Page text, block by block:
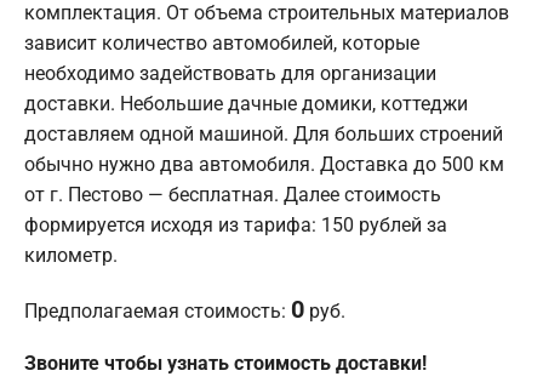
комплектация. От объема строительных материалов
зависит количество автомобилей, которые
необходимо задействовать для организации
доставки. Небольшие дачные домики, коттеджи
доставляем одной машиной. Для больших строений
обычно нужно два автомобиля. Доставка до 500 км
от г. Пестово — бесплатная. Далее стоимость
формируется исходя из тарифа: 150 рублей за
километр.
Предполагаемая стоимость: 0 руб.
Звоните чтобы узнать стоимость доставки!